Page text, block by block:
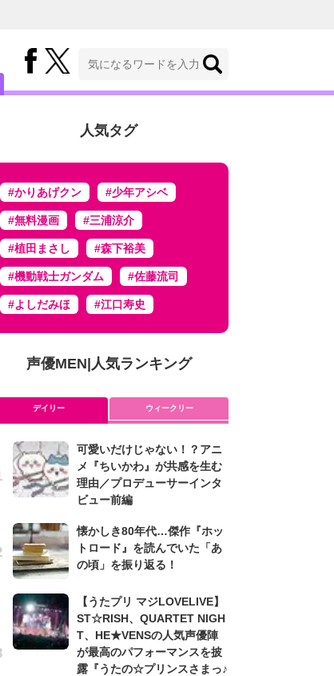
人気タグ
#かりあげクン #少年アシベ
#無料漫画 #三浦涼介
#植田まさし #森下裕美
#機動戦士ガンダム #佐藤流司
#よしだみほ #江口寿史
声優MEN| 人気ランキング
デイリー ウィークリー
可愛いだけじゃない！？アニ
メ『ちいかわ』が共感を生む
理由／プロデューサーインタ
ビュー前編
懐かしき80年代…傑作『ホッ
トロード』を読んでいた「あ
の頃」を振り返る！
【うたプリ マジLOVELIVE】
ST☆RISH、QUARTET NIGH
T、HE★VENSの人気声優陣
が最高のパフォーマンスを披
露『うたの☆プリンスさまっ♪